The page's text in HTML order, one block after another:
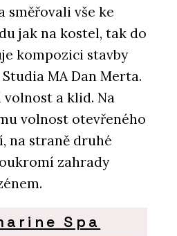
směřovali vše ke
jak na kostel, tak do
kompozici stavby
MA Dan Merta.
volnost a klid. Na
volnost otevřeného
na straně druhé
zahrady
Spa